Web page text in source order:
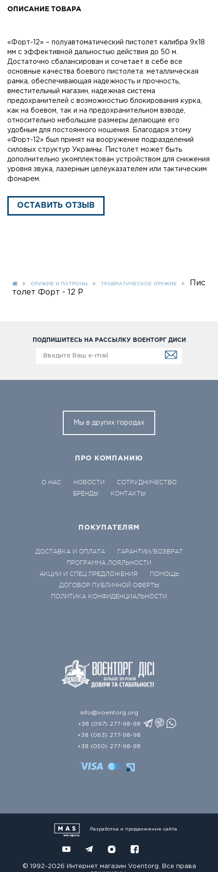
ОПИСАНИЕ ТОВАРА
«Форт-12» – полуавтоматический пистолет калибра 9х18
мм с эффективной дальностью действия до 50 м.
Достаточно сбалансирован и сочетает в себе все
основные качества боевого пистолета: металлическая
рамка, обеспечивающая надежность и прочность,
вместительный магазин, надежная система
предохранителей с возможностью блокирования курка,
как на боевом, так и на предохранительном взводе,
относительно небольшие размеры делающие его
удобным для постоянного ношения. Благодаря этому
«Форт-12» был принят на вооружение подразделений
силовых структур Украины. Пистолет может быть
дополнительно укомплектован устройством для снижения
уровня звука, лазерным целеуказателем или тактическим
фонарем.
ОСТАВИТЬ ОТЗЫВ
ОРУЖИЕ И ПАТРОНЫ ТРАВМАТИЧЕСКОЕ ОРУЖИЕ
Пис
толет Форт - 12 Р
ПОДПИШИТЕСЬ НА РАССЫЛКУ ВОЕНТОРГ ДИСИ
Мы в других городах
ПРО КОМПАНИЮ
О НАС НОВОСТИ
СОТРУДНИЧЕСТВО
БРЕНДЫ
КОНТАКТЫ
ПОКУПАТЕЛЯМ
ДОСТАВКА И ОПЛАТА
ГАРАНТИИ/ВОЗВРАТ
ПРОГРАММА ЛОЯЛЬНОСТИ
АКЦИИ И СПЕЦ ПРЕДЛОЖЕНИЯ
ПОМОЩЬ
ДОГОВОР ПУБЛИЧНОЙ ОФЕРТЫ
ПОЛИТИКА КОНФИДЕНЦИАЛЬНОСТИ
info@voentorg.org
+38 (097) 277-98-98
+38 (063) 277-98-98
+38 (050) 277-98-98
© 1992-2026 Интернет магазин Voentorg. Все права
Разработка и продвижение сайта